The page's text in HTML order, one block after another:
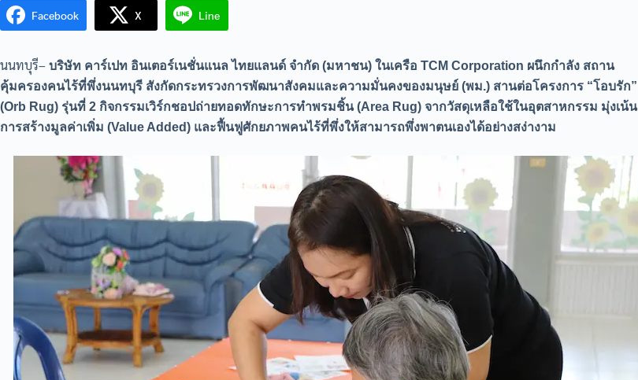
Facebook X Line
นนทบุรี– บริษัท คาร์เปท อินเตอร์เนชั่นแนล ไทยแลนด์ จำกัด (มหาชน) ในเครือ TCM Corporation ผนึกกำลัง สถาน
คุ้มครองคนไร้ที่พึ่งนนทบุรี สังกัดกระทรวงการพัฒนาสังคมและความมั่นคงของมนุษย์ (พม.) สานต่อโครงการ “โอบรัก”
(Orb Rug) รุ่นที่ 2 กิจกรรมเวิร์กชอปถ่ายทอดทักษะการทำพรมชิ้น (Area Rug) จากวัสดุเหลือใช้ในอุตสาหกรรม มุ่งเน้น
การสร้างมูลค่าเพิ่ม (Value Added) และฟื้นฟูศักยภาพคนไร้ที่พึ่งให้สามารถพึ่งพาตนเองได้อย่างสง่างาม